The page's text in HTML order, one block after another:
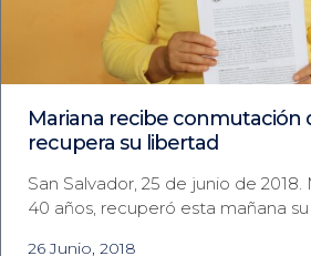
Mariana recibe conmutación
recupera su libertad
San Salvador, 25 de junio de
40 años, recuperó esta mañana
26 Junio, 2018